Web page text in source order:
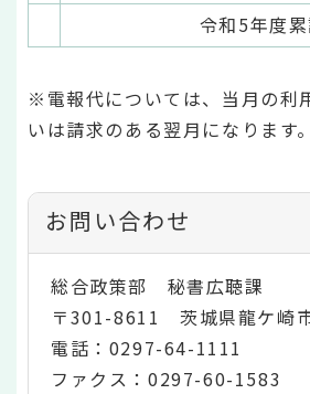
令和5年度
※電報代については、当月の利
いは請求のある翌月になります。
お問い合わせ
総合政策部 秘書広聴課
〒301-8611 茨城県龍ケ崎
電話：0297-64-1111
ファクス：0297-60-1583